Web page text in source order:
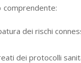
dei rischi
dei protocolli